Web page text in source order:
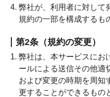
弊社が、利用者に対して
規約の一部を構成するも
第2条（規約の変更）
弊社は、本サービスにお
ールによる送信その他適
および変更の時期を周知
更することができるもの